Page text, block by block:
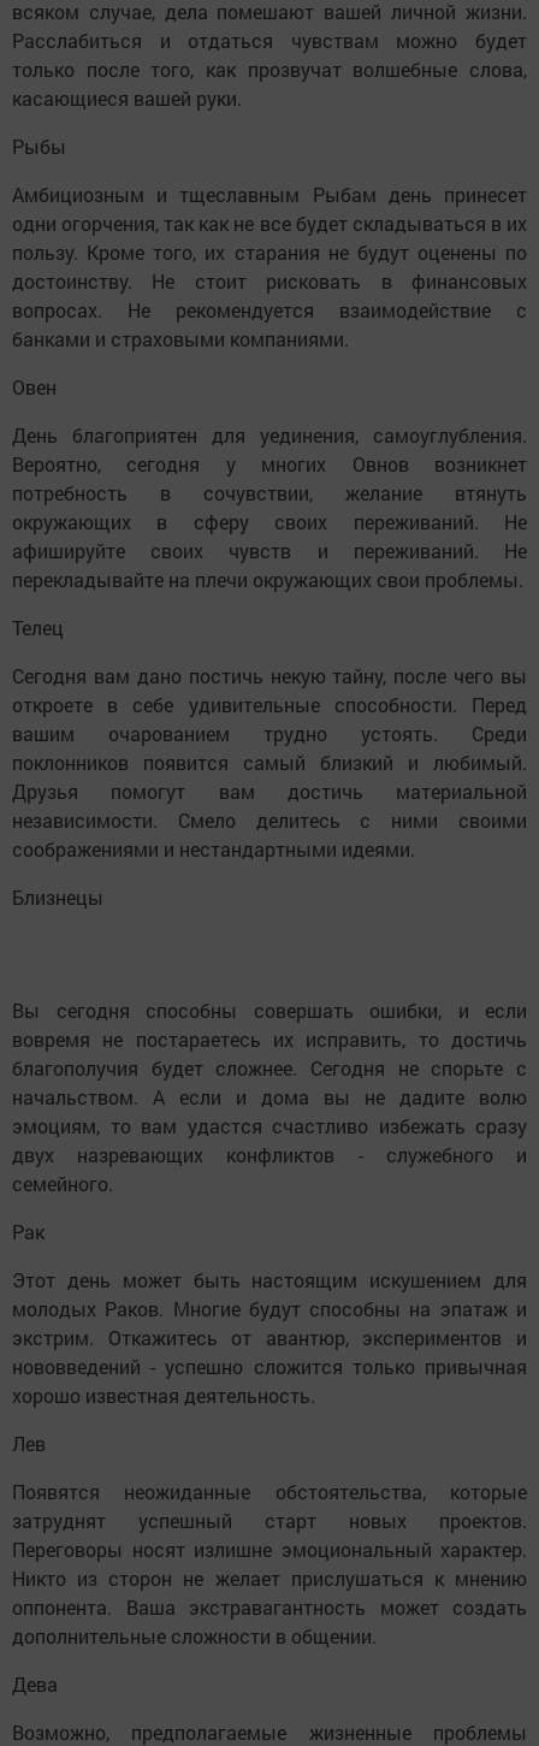
всяком случае, дела помешают вашей личной жизни.
Расслабиться и отдаться чувствам можно будет
только после того, как прозвучат волшебные слова,
касающиеся вашей руки.
Рыбы
Амбициозным и тщеславным Рыбам день принесет
одни огорчения, так как не все будет складываться в их
пользу. Кроме того, их старания не будут оценены по
достоинству. Не стоит рисковать в финансовых
вопросах. Не рекомендуется взаимодействие с
банками и страховыми компаниями.
Овен
День благоприятен для уединения, самоуглубления.
Вероятно, сегодня у многих Овнов возникнет
потребность в сочувствии, желание втянуть
окружающих в сферу своих переживаний. Не
афишируйте своих чувств и переживаний. Не
перекладывайте на плечи окружающих свои проблемы.
Телец
Сегодня вам дано постичь некую тайну, после чего вы
откроете в себе удивительные способности. Перед
вашим очарованием трудно устоять. Среди
поклонников появится самый близкий и любимый.
Друзья помогут вам достичь материальной
независимости. Смело делитесь с ними своими
соображениями и нестандартными идеями.
Близнецы
Вы сегодня способны совершать ошибки, и если
вовремя не постараетесь их исправить, то достичь
благополучия будет сложнее. Сегодня не спорьте с
начальством. А если и дома вы не дадите волю
эмоциям, то вам удастся счастливо избежать сразу
двух назревающих конфликтов - служебного и
семейного.
Рак
Этот день может быть настоящим искушением для
молодых Раков. Многие будут способны на эпатаж и
экстрим. Откажитесь от авантюр, экспериментов и
нововведений - успешно сложится только привычная
хорошо известная деятельность.
Лев
Появятся неожиданные обстоятельства, которые
затруднят успешный старт новых проектов.
Переговоры носят излишне эмоциональный характер.
Никто из сторон не желает прислушаться к мнению
оппонента. Ваша экстравагантность может создать
дополнительные сложности в общении.
Дева
Возможно, предполагаемые жизненные проблемы